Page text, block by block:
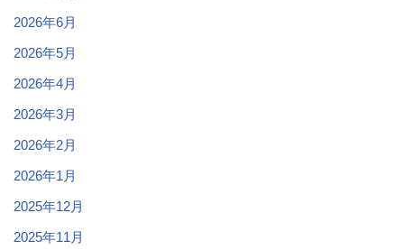
2026年6月
2026年5月
2026年4月
2026年3月
2026年2月
2026年1月
2025年12月
2025年11月